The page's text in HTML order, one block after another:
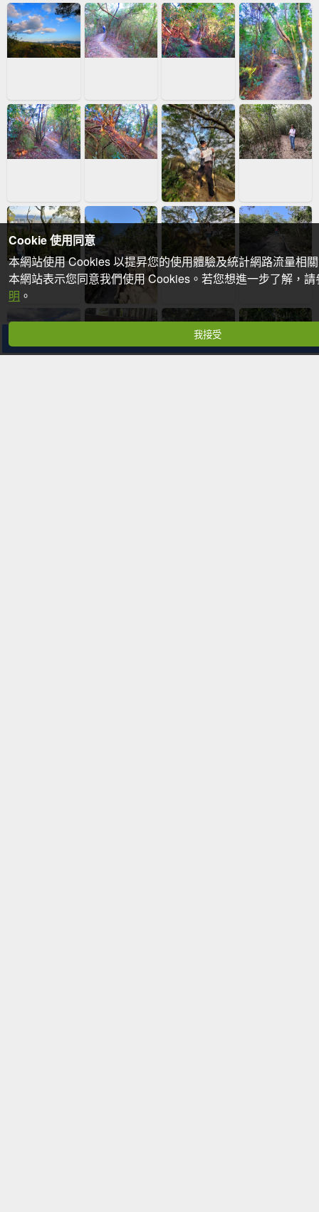
分享
Cookie 使用同意
本網站使用 Cookies 以提昇您的使用體驗及統計網路流量相
本網站表示您同意我們使用 Cookies。若您想進一步了解，
明 。
我接受